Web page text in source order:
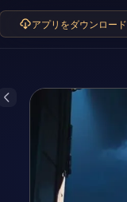
アプリをダウンロード